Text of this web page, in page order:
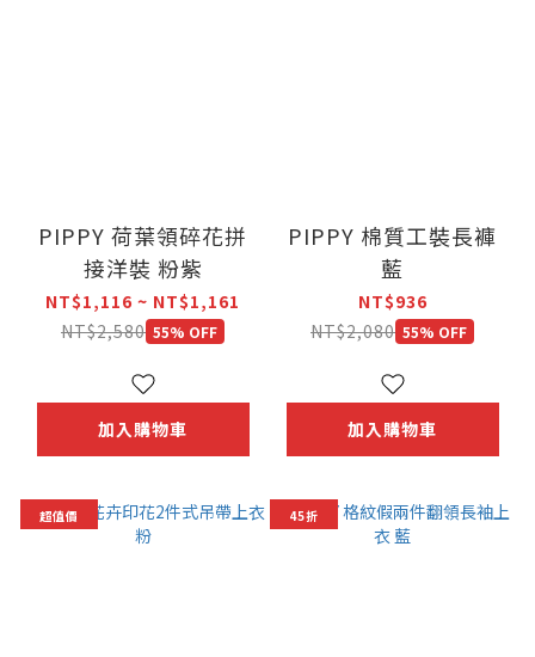
PIPPY 荷葉領碎花拼
接洋裝 粉紫
NT$1,116 ~ NT$1,161
NT$2,580 55% OFF
加入購物車
PIPPY 棉質工裝長褲
藍
NT$936
NT$2,080 55% OFF
加入購物車
超值價 45折